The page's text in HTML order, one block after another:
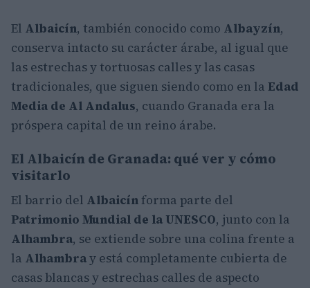
El Albaicín, también conocido como Albayzín,
conserva intacto su carácter árabe, al igual que
las estrechas y tortuosas calles y las casas
tradicionales, que siguen siendo como en la Edad
Media de Al Andalus, cuando Granada era la
próspera capital de un reino árabe.
El Albaicín de Granada: qué ver y cómo
visitarlo
El barrio del Albaicín forma parte del
Patrimonio Mundial de la UNESCO, junto con la
Alhambra, se extiende sobre una colina frente a
la Alhambray está completamente cubierta de
casas blancas y estrechas calles de aspecto